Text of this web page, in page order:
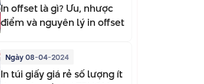
In offset là gì? Ưu, nhược
điểm và nguyên lý in offset
Ngày 08-04-2024
In túi giấy giá rẻ số lượng ít